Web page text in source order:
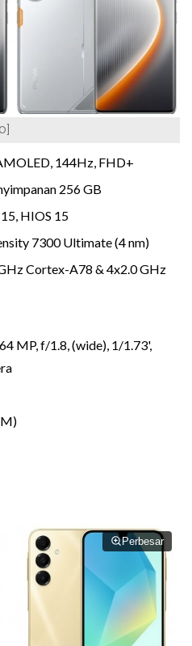
144Hz, FHD+
256 GB
HIOS 15
7300 Ultimate (4 nm)
Cortex-A78 & 4x2.0 GHz
MP, f/1.8, (wide), 1/1.73',
Perbesar